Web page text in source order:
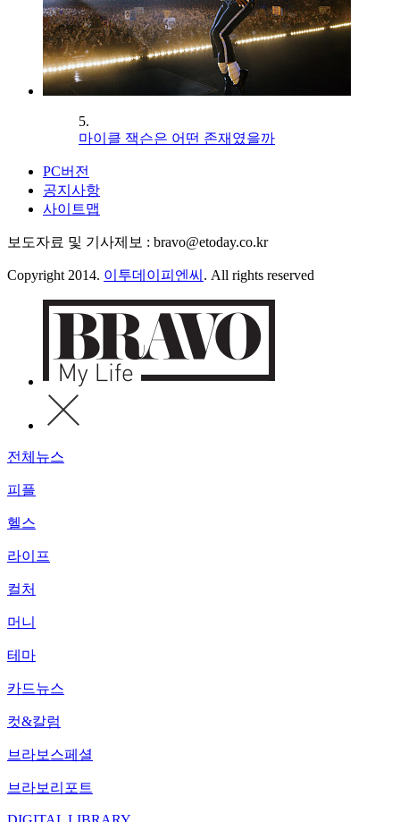
5.
마이클 잭슨은 어떤 존재였을까
PC버전
공지사항
사이트맵
보도자료 및 기사제보 : bravo@etoday.co.kr
Copyright 2014. 이투데이피엔씨 . All rights reserved
전체뉴스
피플
헬스
라이프
컬처
머니
테마
카드뉴스
컷&칼럼
브라보스페셜
브라보리포트